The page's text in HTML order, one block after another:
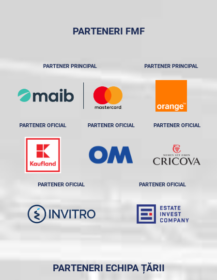
PARTENERI FMF
PARTENER PRINCIPAL PARTENER PRINCIPAL
PARTENER OFICIAL PARTENER OFICIAL PARTENER OFICIAL
PARTENER OFICIAL PARTENER OFICIAL
PARTENERI ECHIPA ȚĂRII